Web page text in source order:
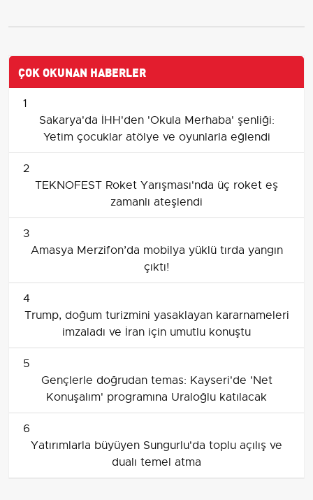
ÇOK OKUNAN HABERLER
1
Sakarya'da İHH'den 'Okula Merhaba' şenliği:
Yetim çocuklar atölye ve oyunlarla eğlendi
2
TEKNOFEST Roket Yarışması'nda üç roket eş
zamanlı ateşlendi
3
Amasya Merzifon’da mobilya yüklü tırda yangın
çıktı!
4
Trump, doğum turizmini yasaklayan kararnameleri
imzaladı ve İran için umutlu konuştu
5
Gençlerle doğrudan temas: Kayseri'de 'Net
Konuşalım' programına Uraloğlu katılacak
6
Yatırımlarla büyüyen Sungurlu'da toplu açılış ve
dualı temel atma